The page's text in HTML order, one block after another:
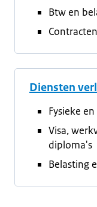
Btw en
Diensten
Fysieke
Visa,
diploma's
Belasting